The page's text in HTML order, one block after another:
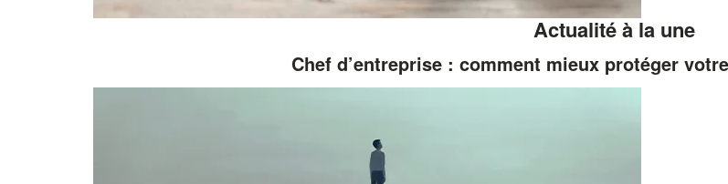
Actualité à la une
Chef d’entreprise : comment mieux protéger